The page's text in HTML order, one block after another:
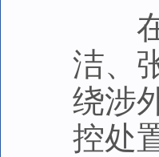
在“
洁、
绕涉
控处